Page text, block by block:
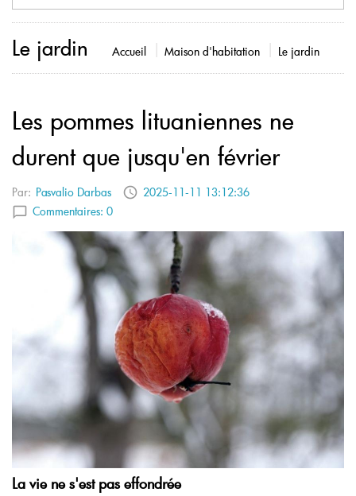
Le jardin Accueil Maison d'habitation Le jardin
Les pommes lituaniennes ne
durent que jusqu'en février
Par: Pasvalio Darbas
2025-11-11 13:12:36
Commentaires: 0
La vie ne s'est pas effondrée